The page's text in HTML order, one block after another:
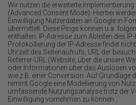
Wir nutzen die erweiterte
(Advanced Consent Mode). Hierbei
Einwilligung Nutzerdaten an Google in
übermittelt. Diese Pings können u.a.
enthalten: IP-Adresse zum Ableiten des
Protokollierung der IP-Adresse findet
Uhrzeit des Seitenaufrufs, URL der
Referrer-URL (Website, über die unsere
oder Informationen über das Auslösen
wie z.B. einer Conversion. Auf Grundlage
nimmt Google eine Modellierung von
umfassende Nutzungsanalyse trotz der
Einwilligung vornehmen zu können.